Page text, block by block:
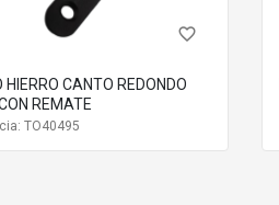
favorite_border
HIERRO CANTO REDONDO
REMATE
TO40495